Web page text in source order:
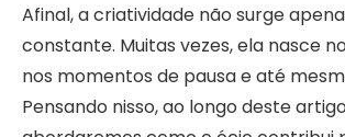
Afinal, a criatividade não surge
constante. Muitas vezes, ela nasce
nos momentos de pausa e até
Pensando nisso, ao longo deste